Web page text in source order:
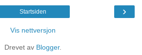
›
Startsiden
Vis nettversjon
Drevet av Blogger.